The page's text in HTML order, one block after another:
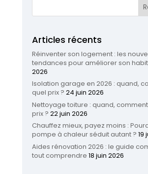
Articles récents
Réinventer son logement : les
tendances pour améliorer son
2026
Isolation garage en 2026 : quand,
quel prix ? 24 juin 2026
Nettoyage toiture : quand,
prix ? 22 juin 2026
Chauffez mieux, payez moins :
pompe à chaleur séduit autant ? 19
Aides rénovation 2026 : le guide
tout comprendre 18 juin 2026